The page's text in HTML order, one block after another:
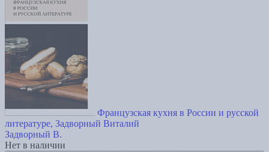
Французская кухня в России и русской
литературе, Задворный Виталий
Задворный В.
Нет в наличии